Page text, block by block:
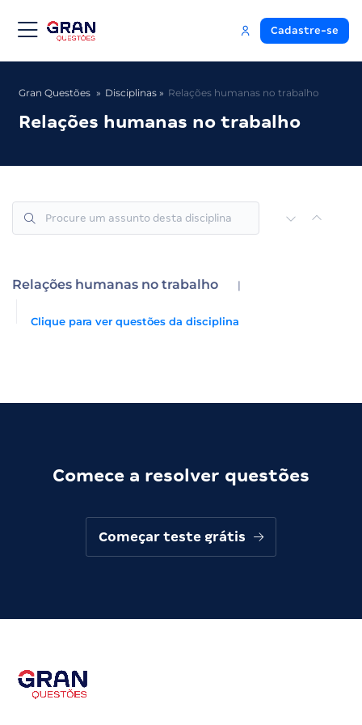
Cadastre-se
Gran Questões Disciplinas Relações humanas no trabalho
Relações humanas no trabalho
Relações humanas no trabalho |
Clique para ver questões da disciplina
Comece a resolver questões
Começar teste grátis